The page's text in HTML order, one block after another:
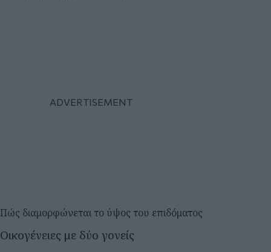
Πώς διαμορφώνεται το ύψος του επιδόματος
Οικογένειες με δύο γονείς